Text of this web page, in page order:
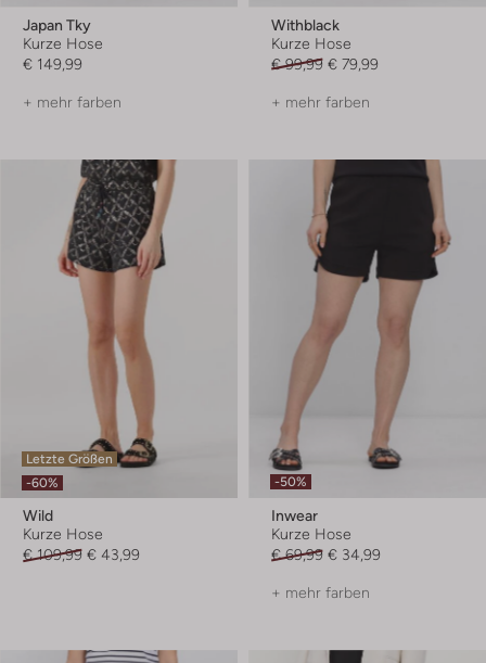
Japan Tky
Kurze Hose
€ 149,99
+ mehr farben
Withblack
Kurze Hose
€ 99,99 € 79,99
+ mehr farben
Letzte Größen
-60%
Wild
Kurze Hose
€ 109,99 € 43,99
-50%
Inwear
Kurze Hose
€ 69,99 € 34,99
+ mehr farben